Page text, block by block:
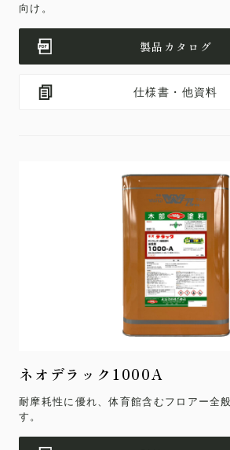
向け。
製品カタログ
仕様書・他資料
ネオデラック1000A
耐摩耗性に優れ、体育館含むフロアー全
す。